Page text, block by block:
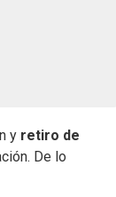
y retiro de
De lo